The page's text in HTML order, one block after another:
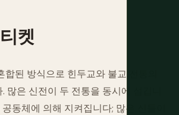
켓
된 방식으로 힌두교와 불교 전통의
많은 신전이 두 전통을 동시에 섬깁니
동체에 의해 지켜집니다; 많은 신들이